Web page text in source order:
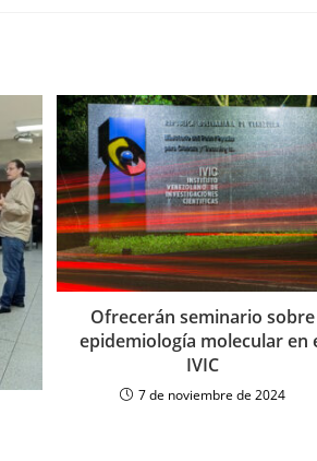
Ofrecerán seminario sobre
epidemiología molecular en
IVIC
7 de noviembre de 2024